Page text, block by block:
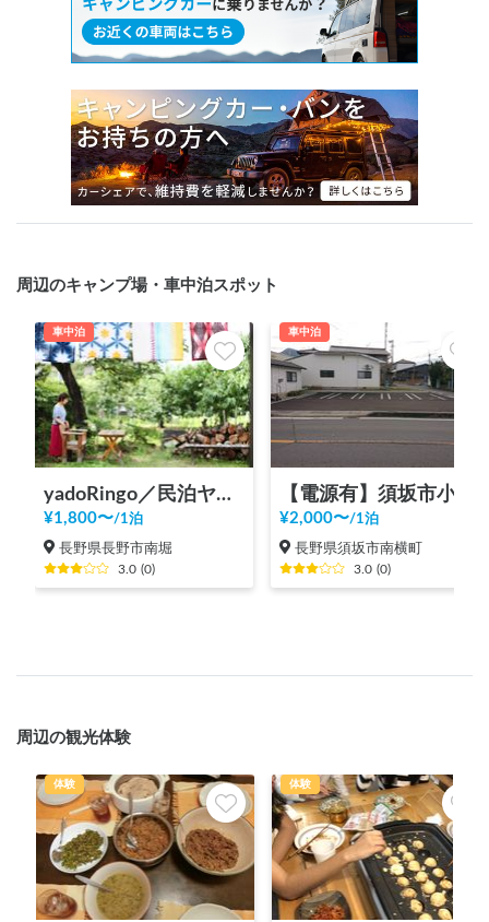
周辺のキャンプ場・車中泊スポット
車中泊
yadoRingo／民泊ヤドリンゴ
¥1,800〜/1泊
長野県長野市南堀
3.0 (0)
車中泊
¥2,000〜/1泊
長野県須坂市南横町
3.0 (0)
周辺の観光体験
体験 体験